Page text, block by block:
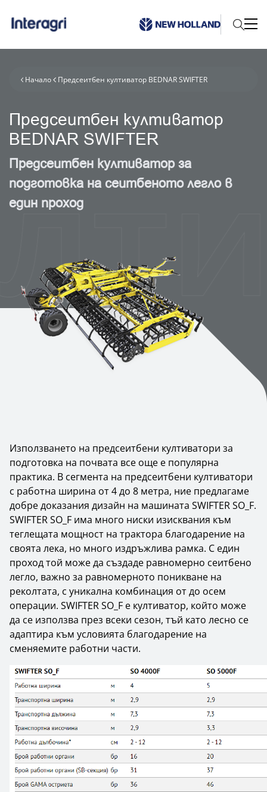
Начало Предсеитбен култиватор BEDNAR SWIFTER
Предсеитбен култиватор
BEDNAR SWIFTER
Предсеитбен култиватор за
подготовка на сеитбеното легло в
един проход
Използването на предсеитбени култиватори за
подготовка на почвата все още е популярна
практика. В сегмента на предсеитбени култиватори
с работна ширина от 4 до 8 метра, ние предлагаме
добре доказания дизайн на машината SWIFTER SO_F.
SWIFTER SO_F има много ниски изисквания към
теглещата мощност на трактора благодарение на
своята лека, но много издръжлива рамка. С един
проход той може да създаде равномерно сеитбено
легло, важно за равномерното поникване на
реколтата, с уникална комбинация от до осем
операции. SWIFTER SO_F е култиватор, който може
да се използва през всеки сезон, тъй като лесно се
адаптира към условията благодарение на
сменяемите работни части.